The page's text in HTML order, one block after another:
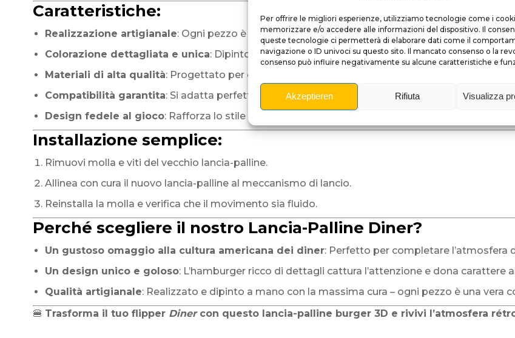
Per offrire le migliori esperienze, utilizziamo tecnologie come i
memorizzare e/o accedere alle informazioni del dispositivo. Il
queste tecnologie ci permetterà di elaborare dati come il
navigazione o ID univoci su questo sito. Il mancato consenso o la
consenso può influire negativamente su alcune caratteristiche e
Akzeptieren Rifiuta Visualizza
Caratteristiche:
Realizzazione artigianale: Ogni pezzo è scolpito con precisione per riprodurre i dettagli
Colorazione dettagliata e unica: Dipinto a mano con colori vivaci e contrastanti – ogni
Materiali di alta qualità: Progettato per durare a lungo, mantenendo brillantezza e precisione
Compatibilità garantita: Si adatta perfettamente al flipper
, con installazione semplice e
Design fedele al gioco: Rafforza lo stile festoso e rétro della macchina, in perfetta armonia
Installazione semplice:
Rimuovi molla e viti del vecchio lancia-palline.
Allinea con cura il nuovo lancia-palline al meccanismo di lancio.
Reinstalla la molla e verifica che il movimento sia fluido.
Perché scegliere il nostro Lancia-Palline Diner?
Un gustoso omaggio alla cultura americana dei diner: Perfetto per completare
Un design unico e goloso: L’hamburger ricco di dettagli cattura l’attenzione e dona carattere
Qualità artigianale: Realizzato e dipinto a mano con la massima cura – ogni pezzo è una vera
🍔 Trasforma il tuo flipper Dinercon questo lancia-palline burger 3D e rivivi l’atmosfera